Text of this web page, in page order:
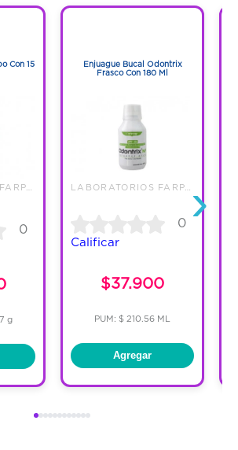
Con 15
0
g
Enjuague Bucal Odontrix
Frasco Con 180 Ml
0
Calificar
$37.900
PUM: $ 210.56 ML
Agregar
›